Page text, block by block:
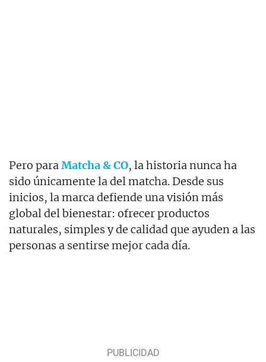
Pero paraMatcha & CO, la historia nunca ha
sido únicamente la del matcha. Desde sus
inicios, la marca defiende una visión más
global del bienestar: ofrecer productos
naturales, simples y de calidad que ayuden a las
personas a sentirse mejor cada día.